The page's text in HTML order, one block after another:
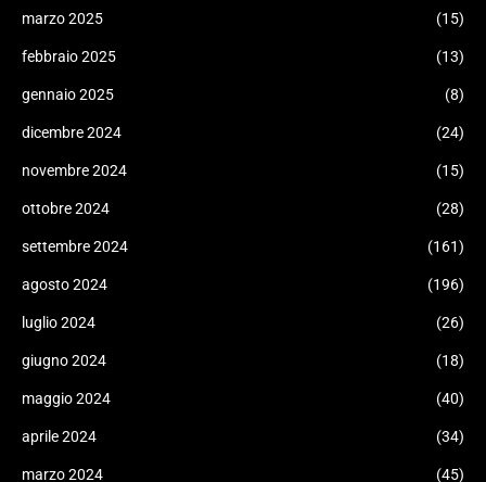
marzo 2025 (15)
febbraio 2025 (13)
gennaio 2025 (8)
dicembre 2024 (24)
novembre 2024 (15)
ottobre 2024 (28)
settembre 2024 (161)
agosto 2024 (196)
luglio 2024 (26)
giugno 2024 (18)
maggio 2024 (40)
aprile 2024 (34)
marzo 2024 (45)